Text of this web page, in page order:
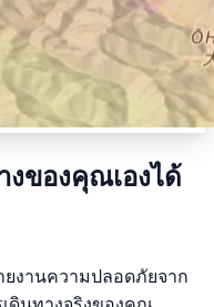
งของคุณเองได้
งานความปลอดภัยจาก